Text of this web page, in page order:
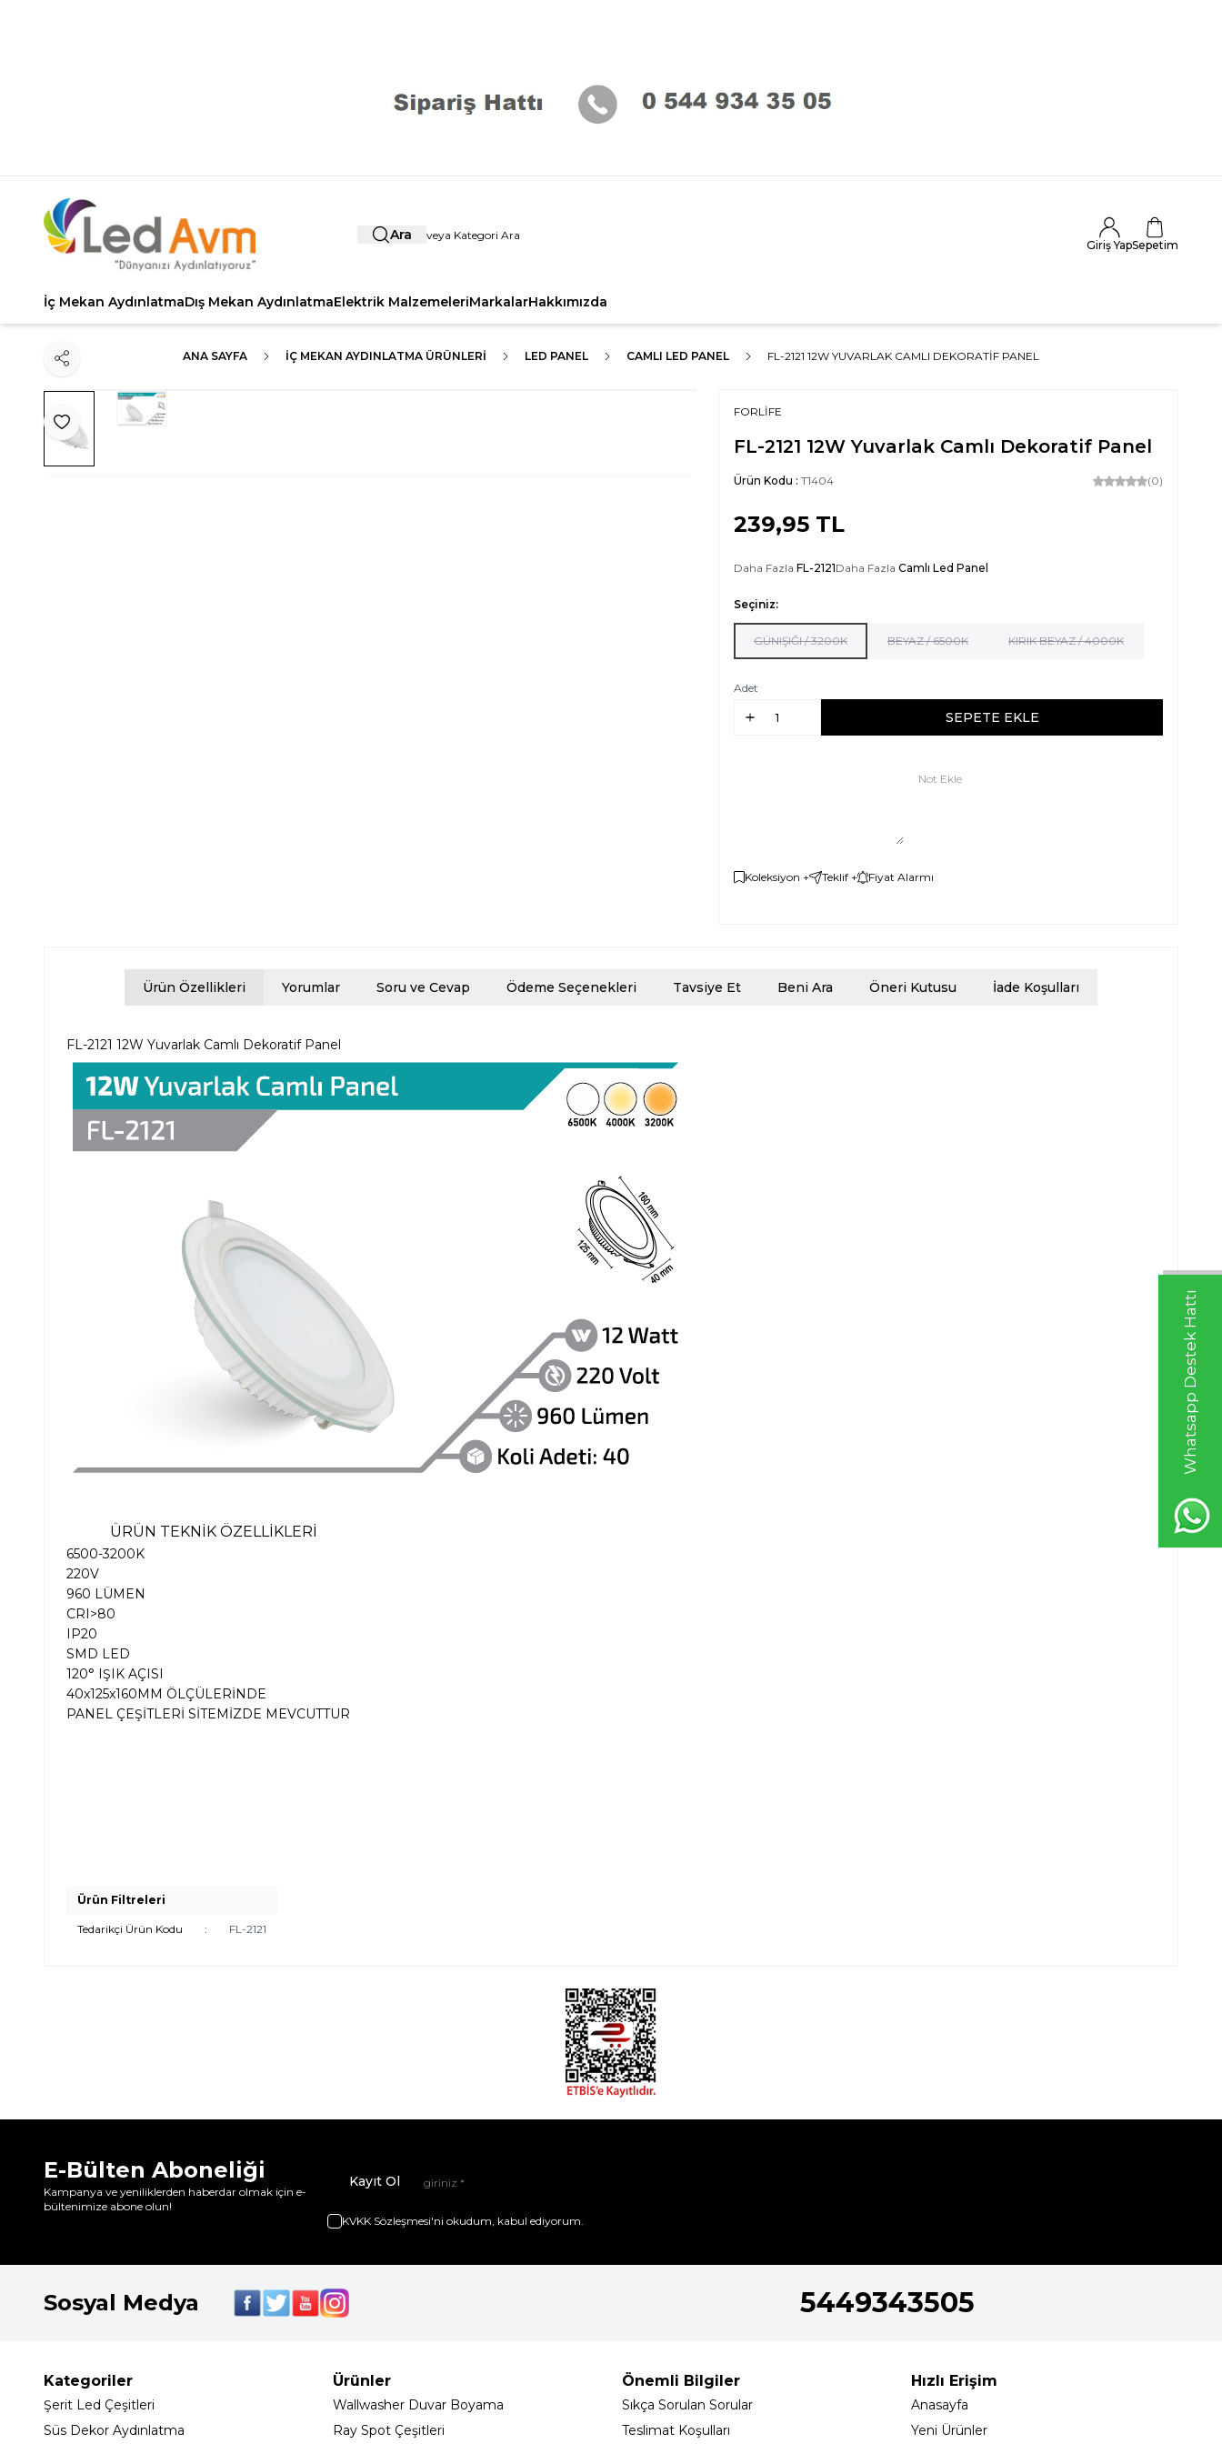
Whatsapp Destek Hattı
Ara
Giriş YapSepetim
İç Mekan AydınlatmaDış Mekan AydınlatmaElektrik MalzemeleriMarkalarHakkımızda
ANA SAYFA İÇ MEKAN AYDINLATMA ÜRÜNLERI LED PANEL CAMLI LED PANEL FL-2121 12W YUVARLAK CAMLI DEKORATIF PANEL
Favoriye Ekle
Paylaş
FORLİFE
FL-2121 12W Yuvarlak Camlı Dekoratif Panel
Ürün Kodu : T1404 (0)
239,95 TL
Daha Fazla FL-2121Daha Fazla Camlı Led Panel
Seçiniz:
GÜNIŞIĞI / 3200K BEYAZ / 6500K KIRIK BEYAZ / 4000K
Adet
SEPETE EKLE
Not Ekle
Koleksiyon + Teklif + Fiyat Alarmı
Ürün Özellikleri Yorumlar Soru ve Cevap Ödeme Seçenekleri Tavsiye Et Beni Ara Öneri Kutusu İade Koşulları
FL-2121 12W Yuvarlak Camlı Dekoratif Panel
ÜRÜN TEKNİK ÖZELLİKLERİ
6500-3200K
220V
960 LÜMEN
CRI>80
IP20
SMD LED
120° IŞIK AÇISI
40x125x160MM ÖLÇÜLERİNDE
PANEL ÇEŞİTLERİ SİTEMİZDE MEVCUTTUR
Ürün Filtreleri
Tedarikçi Ürün Kodu : FL-2121
E-Bülten Aboneliği
Kampanya ve yeniliklerden haberdar olmak için e-
bültenimize abone olun!
Kayıt Ol
KVKK Sözleşmesi'ni okudum, kabul ediyorum.
Sosyal Medya 5449343505
Kategoriler
Şerit Led Çeşitleri
Süs Dekor Aydınlatma
Ürünler
Wallwasher Duvar Boyama
Ray Spot Çeşitleri
Önemli Bilgiler
Sıkça Sorulan Sorular
Teslimat Koşulları
Hızlı Erişim
Anasayfa
Yeni Ürünler